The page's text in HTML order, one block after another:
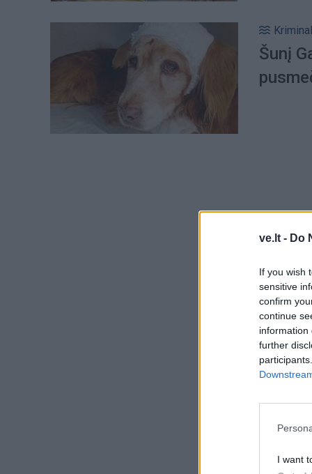
ve.lt - Do
If you wish
sensitive
confirm
continue
information
further
I want
Šunį